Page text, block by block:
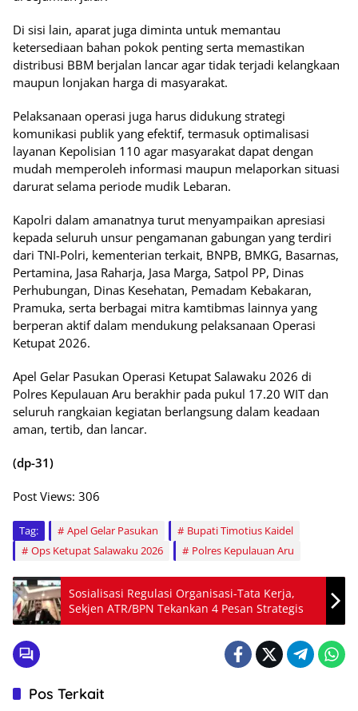
Di sisi lain, aparat juga diminta untuk memantau
ketersediaan bahan pokok penting serta memastikan
distribusi BBM berjalan lancar agar tidak terjadi kelangkaan
maupun lonjakan harga di masyarakat.
Pelaksanaan operasi juga harus didukung strategi
komunikasi publik yang efektif, termasuk optimalisasi
layanan Kepolisian 110 agar masyarakat dapat dengan
mudah memperoleh informasi maupun melaporkan situasi
darurat selama periode mudik Lebaran.
Kapolri dalam amanatnya turut menyampaikan apresiasi
kepada seluruh unsur pengamanan gabungan yang terdiri
dari TNI-Polri, kementerian terkait, BNPB, BMKG, Basarnas,
Pertamina, Jasa Raharja, Jasa Marga, Satpol PP, Dinas
Perhubungan, Dinas Kesehatan, Pemadam Kebakaran,
Pramuka, serta berbagai mitra kamtibmas lainnya yang
berperan aktif dalam mendukung pelaksanaan Operasi
Ketupat 2026.
Apel Gelar Pasukan Operasi Ketupat Salawaku 2026 di
Polres Kepulauan Aru berakhir pada pukul 17.20 WIT dan
seluruh rangkaian kegiatan berlangsung dalam keadaan
aman, tertib, dan lancar.
(dp-31)
Post Views: 306
Tag: Apel Gelar Pasukan
Bupati Timotius Kaidel
Ops Ketupat Salawaku 2026
Polres Kepulauan Aru
Sosialisasi Regulasi Organisasi-Tata Kerja,
Sekjen ATR/BPN Tekankan 4 Pesan Strategis
Pos Terkait